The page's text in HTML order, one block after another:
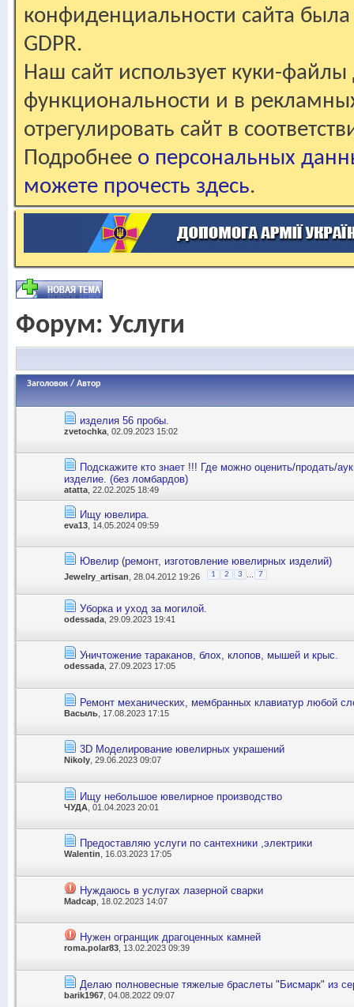
конфиденциальности сайта
GDPR.
Наш сайт использует куки-файлы
функциональности и в
отрегулировать сайт в
Подробнее о персональных
можете прочесть здесь.
Форум: Услуги
Заголовок / Автор
изделия 56 пробы.
zvetochka , 02.09.2023 15:02
Подскажите кто знает !!! Где можно оценить/продать/
изделие. (без ломбардов)
atatta, 22.02.2025 18:49
Ищу ювелира.
eva13 , 14.05.2024 09:59
Ювелир (ремонт, изготовление ювелирных изделий)
Jewelry_artisan , 28.04.2012 19:26 1 2 3 7
Уборка и уход за могилой.
odessada , 29.09.2023 19:41
Уничтожение тараканов, блох, клопов, мышей и крыс.
odessada , 27.09.2023 17:05
Ремонт механических, мембранных клавиатур любой
Васыль , 17.08.2023 17:15
3D Моделирование ювелирных украшений
Nikoly , 29.06.2023 09:07
Ищу небольшое ювелирное производство
ЧУДА , 01.04.2023 20:01
Предоставляю услуги по сантехники ,электрики
Walentin , 16.03.2023 17:05
Нуждаюсь в услугах лазерной сварки
Madcap , 18.02.2023 14:07
Нужен огранщик драгоценных камней
roma.polar83 , 13.02.2023 09:39
Делаю полновесные тяжелые браслеты "Бисмарк" из
barik1967 , 04.08.2022 09:07